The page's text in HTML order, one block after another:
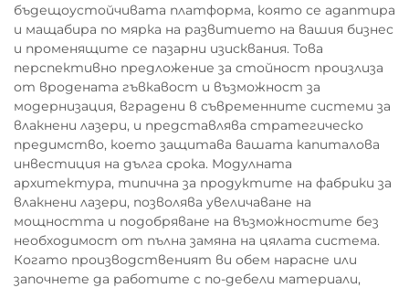
бъдещоустойчивата платформа, която се адаптира
и мащабира по мярка на развитието на вашия бизнес
и променящите се пазарни изисквания. Това
перспективно предложение за стойност произлиза
от вродената гъвкавост и възможност за
модернизация, вградени в съвременните системи за
влакнени лазери, и представлява стратегическо
предимство, което защитава вашата капиталова
инвестиция на дълга срока. Модулната
архитектура, типична за продуктите на фабрики за
влакнени лазери, позволява увеличаване на
мощността и подобряване на възможностите без
необходимост от пълна замяна на цялата система.
Когато производственият ви обем нарасне или
започнете да работите с по-дебели материали,